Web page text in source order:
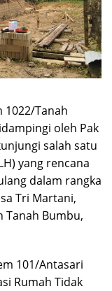
1022/Tanah
oleh Pak
salah satu
yang rencana
dalam rangka
Tri Martani,
Tanah Bumbu,
101/Antasari
Rumah Tidak